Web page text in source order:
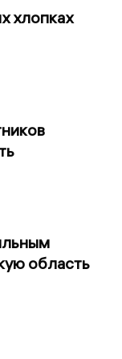
хлопках
область